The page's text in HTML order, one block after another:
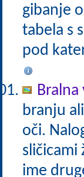
gibanje
tabela s
pod
Bralna
branju
oči.
sličicami
ime